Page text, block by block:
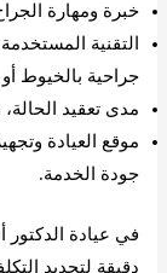
خبرة ومهارة
التقنية
جراحية بالخيوط أو
مدى تعقيد
موقع العيادة
جودة الخدمة.
في عيادة
دقيقة لتحديد